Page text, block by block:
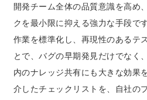
開発チーム全体の品質意識を高め
クを最小限に抑える強力な手段で
作業を標準化し、再現性のあるテ
とで、バグの早期発見だけでなく
内のナレッジ共有にも大きな効果
介したチェックリストを、自社の